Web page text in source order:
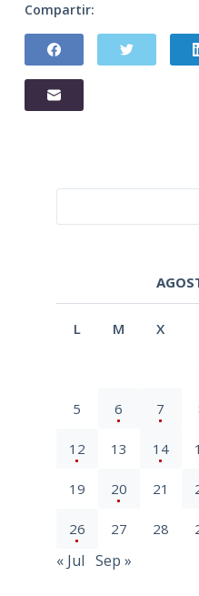
Compartir:
L M X
5 6 7
12 13 14
19 20 21
26 27 28
« Jul Sep »